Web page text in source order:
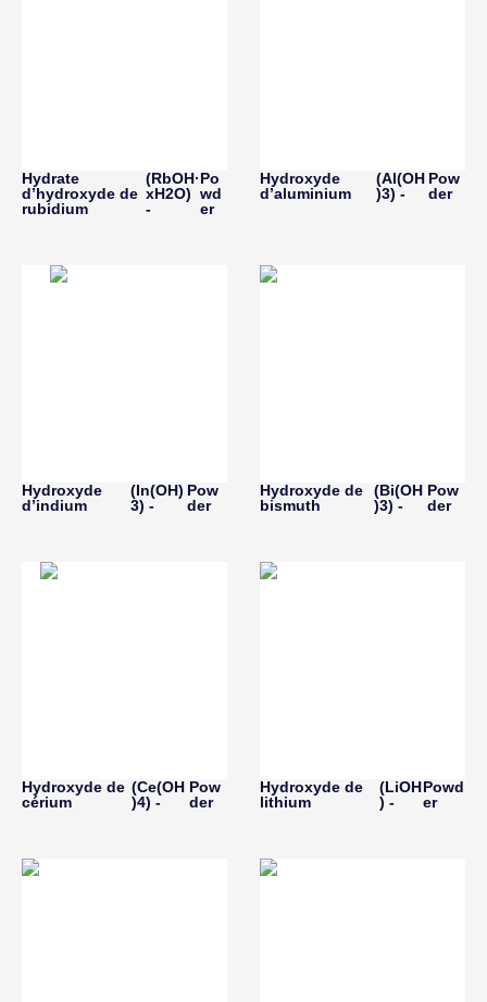
Hydrate
d’hydroxyde de
rubidium
(RbOH·
xH2O)
-
Po
wd
er
Hydroxyde
d’aluminium
(Al(OH
)3) -
Pow
der
Hydroxyde
d’indium
(In(OH)
3) -
Pow
der
Hydroxyde de
bismuth
(Bi(OH
)3) -
Pow
der
Hydroxyde de
cérium
(Ce(OH
)4) -
Pow
der
Hydroxyde de
lithium
(LiOH
) -
Powd
er